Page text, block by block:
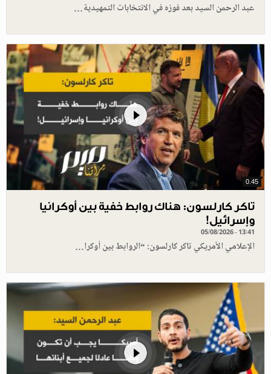
عبد الرحمن السيد بعد فوزه في الانتخابات التمهيدية…
0.45
تاكر كارلسون: هناك روابط خفية بين أوكرانيا
وإسرائيل!
05/08/2026 - 13:41
الإعلامي الأمريكي تاكر كارلسون: “الروابط بين أوكرا…